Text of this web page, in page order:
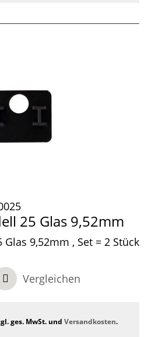
25 Glas 9,52mm
9,52mm , Set = 2 Stück
Vergleichen
ges. MwSt. und Versandkosten.